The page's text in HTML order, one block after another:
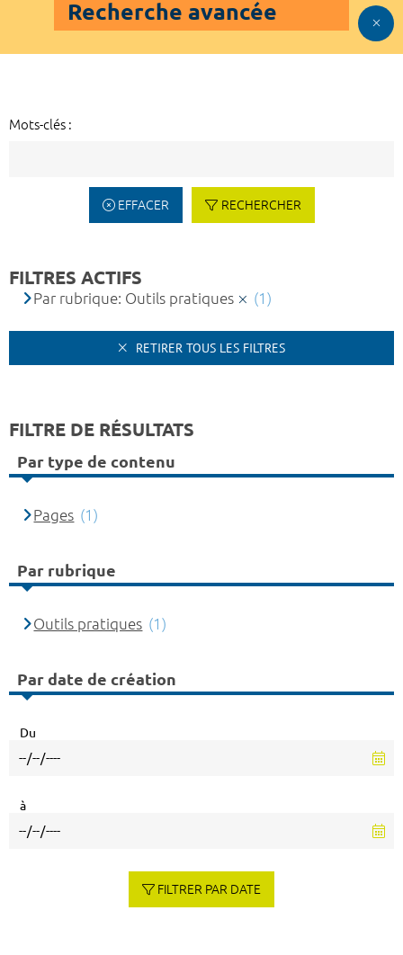
Recherche avancée
Mots-clés :
EFFACER RECHERCHER
FILTRES ACTIFS
Par rubrique: Outils pratiques (1)
RETIRER TOUS LES FILTRES
FILTRE DE RÉSULTATS
Par type de contenu
Pages (1)
Par rubrique
Outils pratiques (1)
Par date de création
Du
à
FILTRER PAR DATE